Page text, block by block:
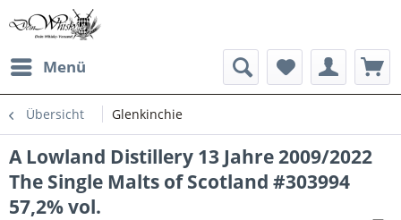
Menü
Übersicht Glenkinchie
A Lowland Distillery 13 Jahre 2009/2022
The Single Malts of Scotland #303994
57,2% vol.